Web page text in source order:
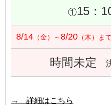
①15：
8/14 （金）～8/20 （木）ま
時間未定
→ 詳細はこちら